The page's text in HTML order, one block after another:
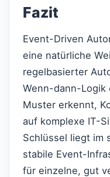
Fazit
Event-Driven
eine natürliche
regelbasierter
Wenn-dann-Logik
Muster erkennt,
auf komplexe IT-
Schlüssel liegt im
stabile Event-
für einzelne, gut